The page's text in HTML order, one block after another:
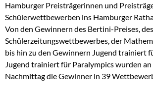
Hamburger Preisträgerinnen und
Schülerwettbewerben ins Hamburger
Von den Gewinnern des Bertini-Preises, des
Schülerzeitungswettbewerbes, der
bis hin zu den Gewinnern Jugend trainiert
Jugend trainiert für Paralympics wurden an
Nachmittag die Gewinner in 39